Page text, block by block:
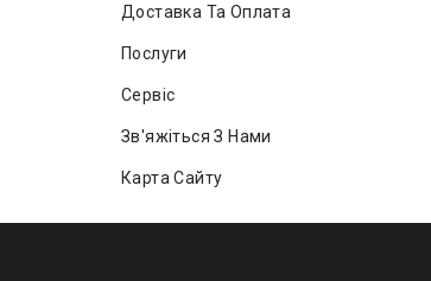
Доставка Та Оплата
Послуги
Сервіс
Зв'яжіться З Нами
Карта Сайту